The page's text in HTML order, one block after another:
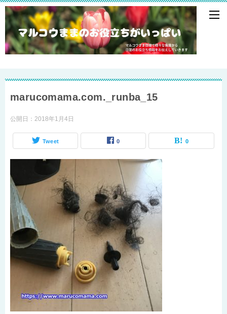
marucomama.com._runba_15
公開日： 2018年1月4日
Tweet 0 0